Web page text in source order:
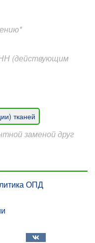
(действующим
тканей
заменой друг
ОПД